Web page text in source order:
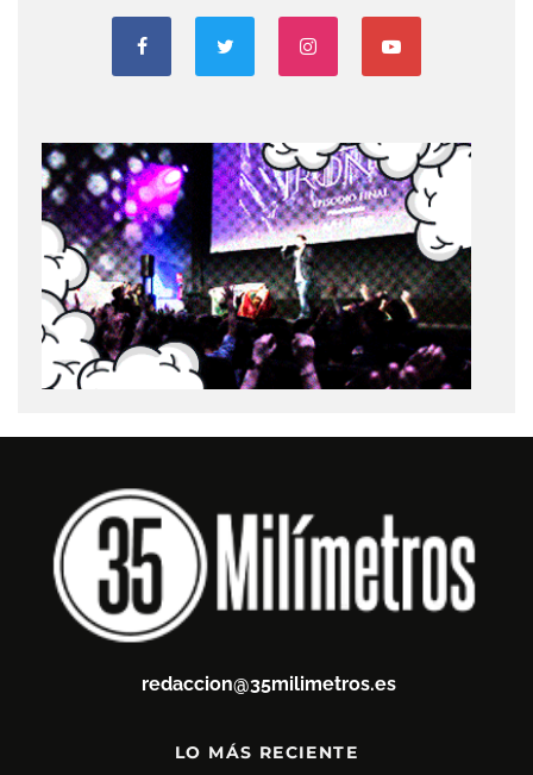
redaccion@35milimetros.es
LO MÁS RECIENTE